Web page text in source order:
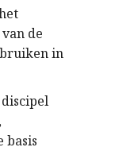
de
in
basis